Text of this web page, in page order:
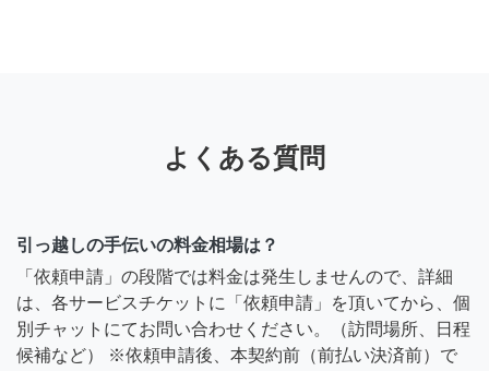
よくある質問
引っ越しの手伝いの料金相場は？
「依頼申請」の段階では料金は発生しませんので、詳細
は、各サービスチケットに「依頼申請」を頂いてから、個
別チャットにてお問い合わせください。（訪問場所、日程
候補など） ※依頼申請後、本契約前（前払い決済前）で